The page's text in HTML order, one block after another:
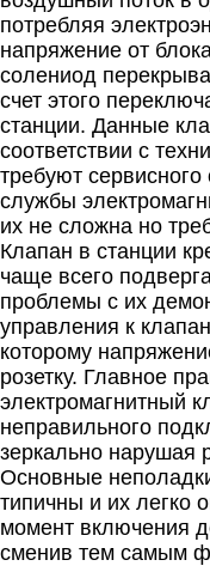
потребляя
напряжение от
солениод
счет этого
станции. Данные
соответствии с
требуют
службы
их не сложна но
Клапан в станции
чаще всего
проблемы с их
управления к
которому
розетку. Главное
электромагнитный
неправильного
зеркально нарушая
Основные
типичны и их легко
момент включения
сменив тем самым